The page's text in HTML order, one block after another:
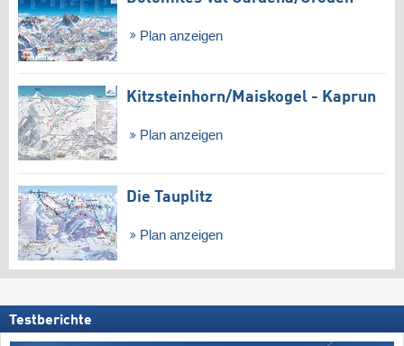
Plan anzeigen
Kitzsteinhorn/​Maiskogel - Kaprun
Plan anzeigen
Die Tauplitz
Plan anzeigen
Testberichte